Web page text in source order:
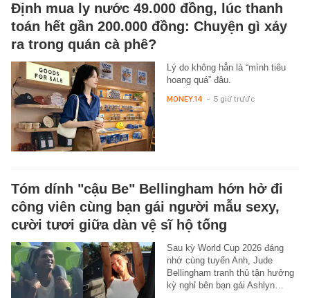
Định mua ly nước 49.000 đồng, lúc thanh
toán hết gần 200.000 đồng: Chuyện gì xảy
ra trong quán cà phê?
Lý do không hẳn là “mình tiêu
hoang quá” đâu.
MONEY.14 - 5 giờ trước
Tóm dính "cậu Be" Bellingham hớn hở đi
công viên cùng bạn gái người mẫu sexy,
cười tươi giữa dàn vệ sĩ hộ tống
Sau kỳ World Cup 2026 đáng
nhớ cùng tuyển Anh, Jude
Bellingham tranh thủ tận hưởng
kỳ nghỉ bên bạn gái Ashlyn…